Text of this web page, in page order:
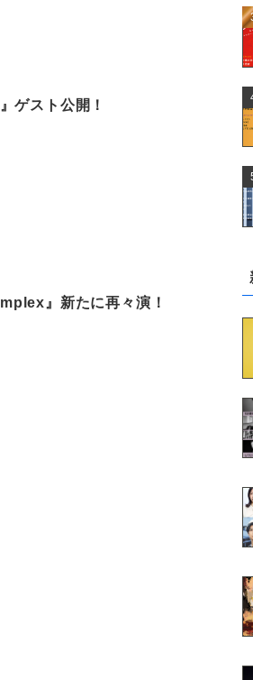
ゲスト公開！
』新たに再々演！